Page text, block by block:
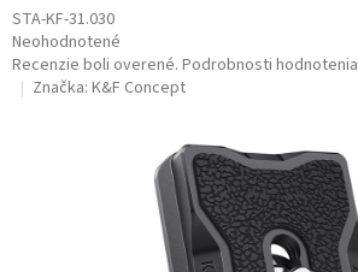
STA-KF-31.030
Priemerné
hodnotenie
produktu
Neohodnotené
Recenzie boli overené. Podrobnosti hodnotenia
Značka: K&F Concept